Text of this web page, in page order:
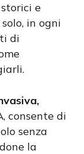
e
in ogni
di
consente di
senza
la